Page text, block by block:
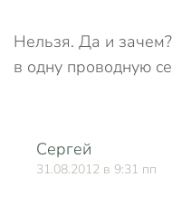
Нельзя. Да и
в одну проводную
Сергей
31.08.2012 в 9:31 пп